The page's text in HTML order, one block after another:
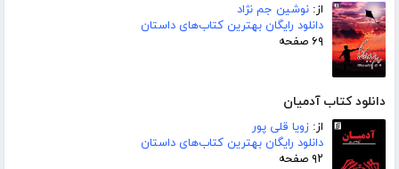
از: نوشین جم نژاد
دانلود رایگان بهترین کتاب‌های داستان
۶۹ صفحه
دانلود کتاب آدمیان
از: زویا قلی پور
دانلود رایگان بهترین کتاب‌های داستان
۹۲ صفحه